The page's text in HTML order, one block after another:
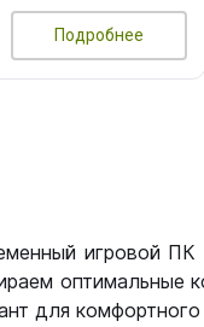
Подробнее
игровой
оптимальные
для